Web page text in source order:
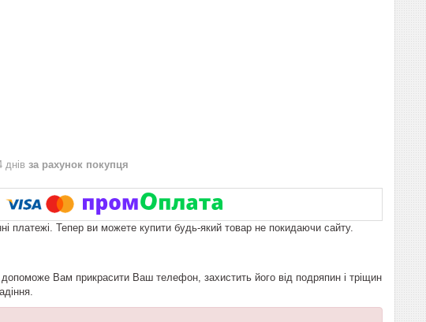
днів за рахунок покупця
платежі. Тепер ви можете купити будь-який товар не покидаючи сайту.
Вам прикрасити Ваш телефон, захистить його від подряпин і тріщин